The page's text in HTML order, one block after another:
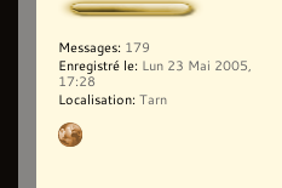
Messages: 179
Enregistré le: Lun 23 Mai 2005,
17:28
Localisation: Tarn